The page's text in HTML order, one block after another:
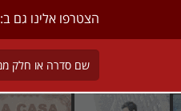
הצטרפו אלינו גם ב: